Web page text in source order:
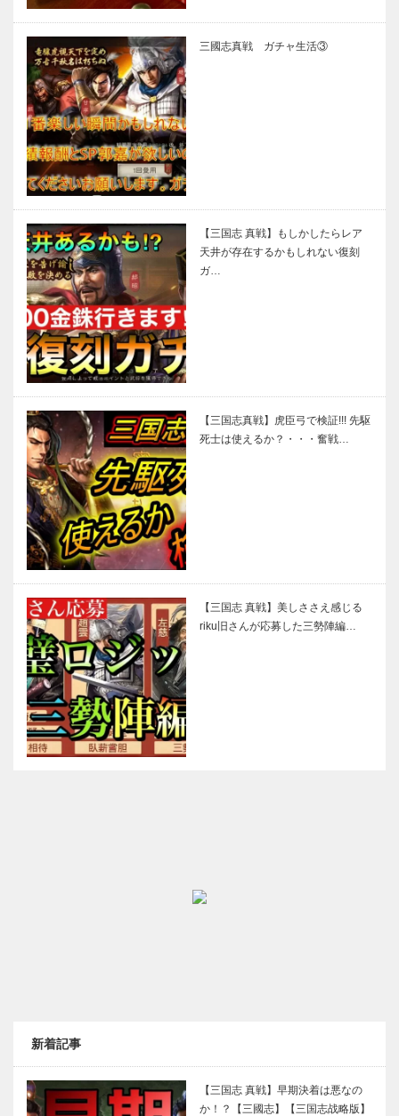
三國志真戦 ガチャ生活③
【三国志 真戦】もしかしたらレア
天井が存在するかもしれない復刻
ガ…
【三国志真戦】虎臣弓で検証!!! 先駆
死士は使えるか？・・・奮戦…
【三国志 真戦】美しささえ感じる
riku旧さんが応募した三勢陣編…
新着記事
【三国志 真戦】早期決着は悪なの
か！？【三國志】【三国志战略版】